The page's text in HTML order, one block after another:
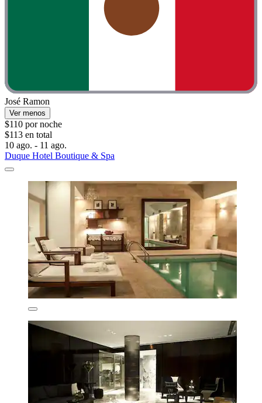
José Ramon
Ver menos
$110 por noche
$113 en total
10 ago. - 11 ago.
Duque Hotel Boutique & Spa